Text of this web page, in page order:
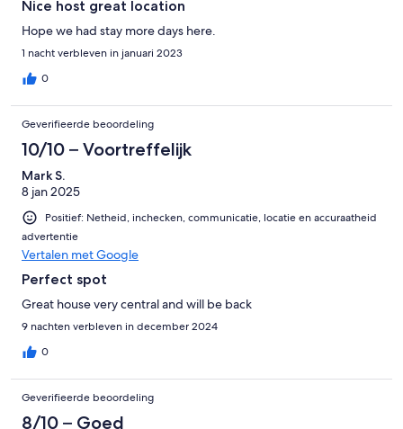
Nice host great location
Hope we had stay more days here.
1 nacht verbleven in januari 2023
0
Geverifieerde beoordeling
10/10 – Voortreffelijk
Mark S.
8 jan 2025
Positief: Netheid, inchecken, communicatie, locatie en accuraatheid
advertentie
Vertalen met Google
Perfect spot
Great house very central and will be back
9 nachten verbleven in december 2024
0
Geverifieerde beoordeling
8/10 – Goed